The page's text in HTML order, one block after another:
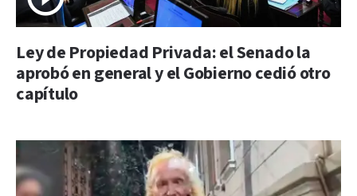
Ley de Propiedad Privada: el Senado la
aprobó en general y el Gobierno cedió otro
capítulo